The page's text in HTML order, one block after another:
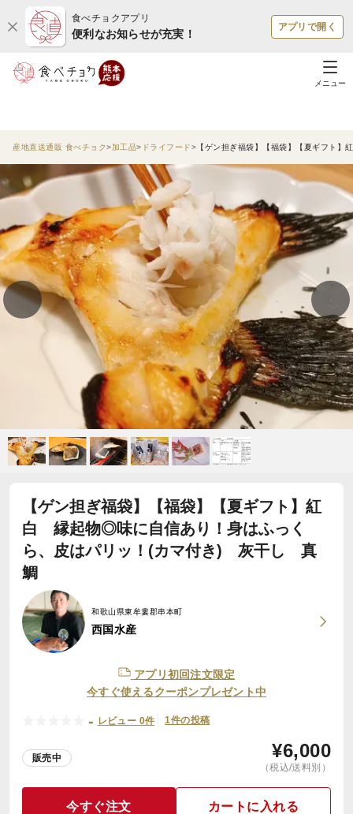
食べチョクアプリ
便利なお知らせが充実！
アプリで開く
メニュー
産地直送通販 食べチョク 加工品 ドライフード 【ゲン担ぎ福袋】【福袋】【夏ギフト
【ゲン担ぎ福袋】【福袋】【夏ギフト】紅
白 縁起物◎味に自信あり！身はふっく
ら、皮はパリッ！(カマ付き) 灰干し 真
鯛
和歌山県東牟婁郡串本町
西国水産
アプリ初回注文限定
今すぐ使えるクーポンプレゼント中
- レビュー 0件 1件の投稿
販売中 ¥6,000
（税込/送料別）
今すぐ注文 カートに入れる